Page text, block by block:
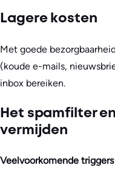
Lagere kosten
Met goede
(koude e-mails,
inbox bereiken.
Het spamfilter
vermijden
Veelvoorkomende